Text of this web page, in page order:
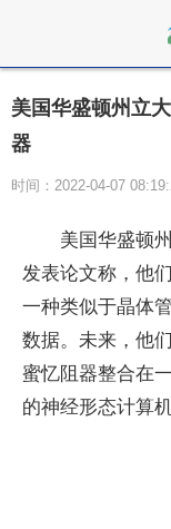
美国华盛顿州立
器
时间：2022-04-07
美国华盛顿
发表论文称，他
一种类似于晶体
数据。未来，他
蜜忆阻器整合在
的神经形态计算机